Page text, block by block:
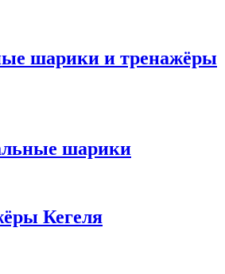
шарики и тренажёры
шарики
Кегеля